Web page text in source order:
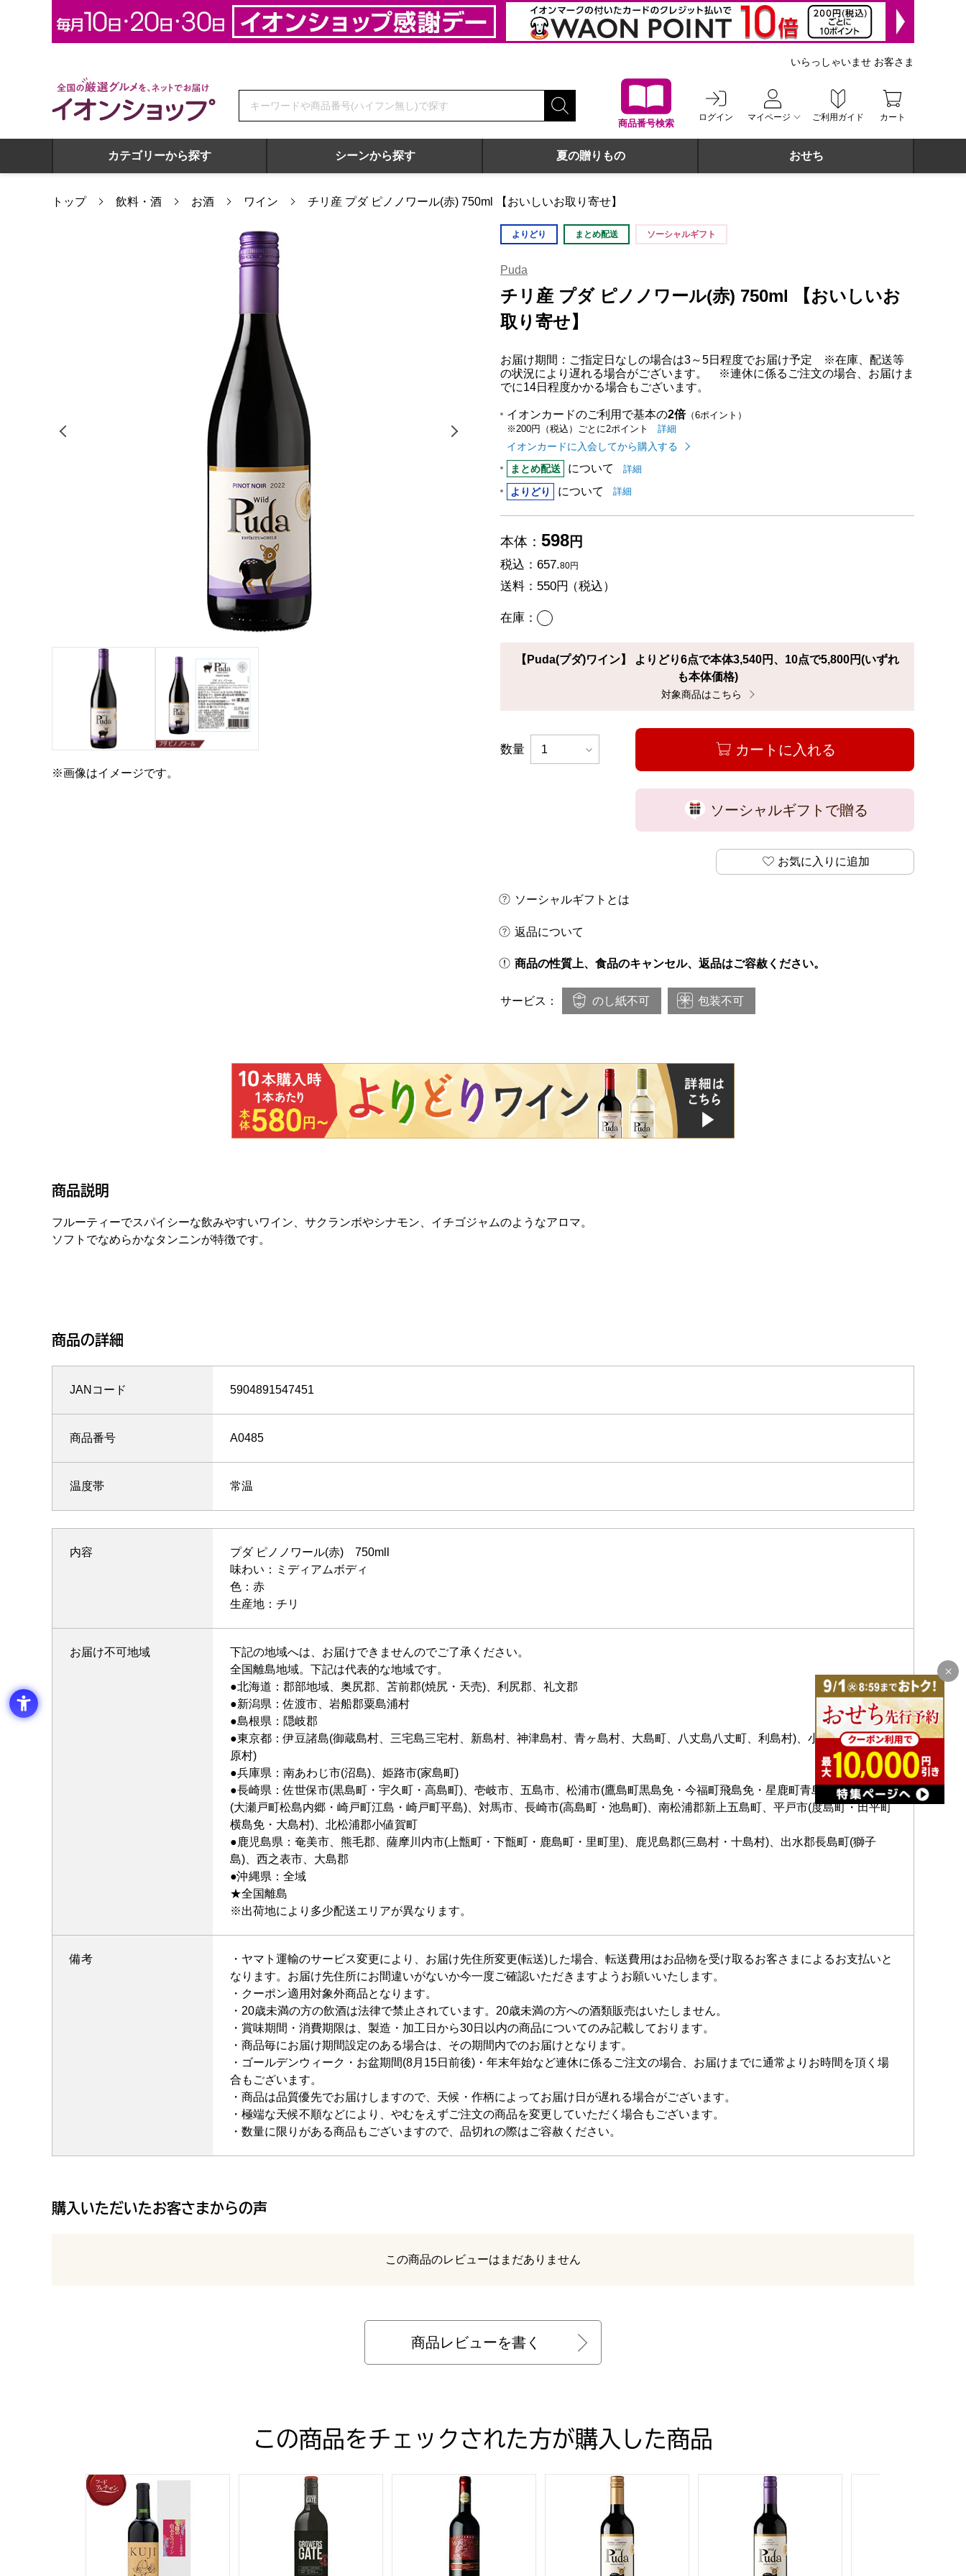
全国の厳選グルメを、ネットでお届け イオンショップ
商品番号検索
ログイン マイページ ご利用ガイド カート
いらっしゃいませ お客さま
カテゴリーから探す シーンから探す 夏の贈りもの おせち
トップ 飲料・酒 お酒 ワイン チリ産 プダ ピノノワール(赤) 750ml 【おいしいお取り寄せ】
チリ産 プダ ピノノワール(赤) 750ml 【おいしいお取り寄せ】
前の画像を表示する 次の画像を表示する
※画像はイメージです。
よりどり まとめ配送 ソーシャルギフト
Puda
チリ産 プダ ピノノワール(赤) 750ml 【おいしいお
取り寄せ】
お届け期間：ご指定日なしの場合は3～5日程度でお届け予定 ※在庫、配送等
の状況により遅れる場合がございます。 ※連休に係るご注文の場合、お届けま
でに14日程度かかる場合もございます。
イオンカードのご利用で基本の2倍（6ポイント）
※200円（税込）ごとに2ポイント
イオンカードのご利用でたまるポイントの
詳細
イオンカードに入会してから購入する
まとめ配送
について まとめ配送についての
詳細はこちら
よりどり について 「よりどり」についての
詳細はこちら
本体： 598円
税込： 657.80円
送料： 550円（税込）
在庫： あり
【Puda(プダ)ワイン】 よりどり6点で本体3,540円、10点で5,800円(いずれ
も本体価格)
「【Puda(プダ)ワイン】 よりどり6点で本体3,540円、
対象商品はこちら
数量 カートに入れる
ソーシャルギフトで贈る
お気に入りに追加
ソーシャルギフトとは
返品について
商品の性質上、食品のキャンセル、返品はご容赦ください。
サービス： のし紙不可 包装不可
商品説明
フルーティーでスパイシーな飲みやすいワイン、サクランボやシナモン、イチゴジャムのようなアロマ。
ソフトでなめらかなタンニンが特徴です。
商品の詳細
JANコード 5904891547451
商品番号 A0485
温度帯 常温
内容
プダ ピノノワール(赤) 750mll
味わい：ミディアムボディ
色：赤
生産地：チリ
お届け不可地域
下記の地域へは、お届けできませんのでご了承ください。
全国離島地域。下記は代表的な地域です。
●北海道：郡部地域、奥尻郡、苫前郡(焼尻・天売)、利尻郡、礼文郡
●新潟県：佐渡市、岩船郡粟島浦村
●島根県：隠岐郡
●東京都：伊豆諸島(御蔵島村、三宅島三宅村、新島村、神津島村、青ヶ島村、大島町、八丈島八丈町、利島村)、小笠原諸島(小笠
原村)
●兵庫県：南あわじ市(沼島)、姫路市(家島町)
●長崎県：佐世保市(黒島町・宇久町・高島町)、壱岐市、五島市、松浦市(鷹島町黒島免・今福町飛島免・星鹿町青島免)、西海市
(大瀬戸町松島内郷・崎戸町江島・崎戸町平島)、対馬市、長崎市(高島町・池島町)、南松浦郡新上五島町、平戸市(度島町・田平町
横島免・大島村)、北松浦郡小値賀町
●鹿児島県：奄美市、熊毛郡、薩摩川内市(上甑町・下甑町・鹿島町・里町里)、鹿児島郡(三島村・十島村)、出水郡長島町(獅子
島)、西之表市、大島郡
●沖縄県：全域
★全国離島
※出荷地により多少配送エリアが異なります。
備考
・ヤマト運輸のサービス変更により、お届け先住所変更(転送)した場合、転送費用はお品物を受け取るお客さまによるお支払いと
なります。お届け先住所にお間違いがないか今一度ご確認いただきますようお願いいたします。
・クーポン適用対象外商品となります。
・20歳未満の方の飲酒は法律で禁止されています。20歳未満の方への酒類販売はいたしません。
・賞味期間・消費期限は、製造・加工日から30日以内の商品についてのみ記載しております。
・商品毎にお届け期間設定のある場合は、その期間内でのお届けとなります。
・ゴールデンウィーク・お盆期間(8月15日前後)・年末年始など連休に係るご注文の場合、お届けまでに通常よりお時間を頂く場
合もございます。
・商品は品質優先でお届けしますので、天候・作柄によってお届け日が遅れる場合がございます。
・極端な天候不順などにより、やむをえずご注文の商品を変更していただく場合もございます。
・数量に限りがある商品もございますので、品切れの際はご容赦ください。
購入いただいたお客さまからの声
レビュー
この商品のレビューはまだありません
商品レビューを書く
この商品をチェックされた方が購入した商品
岩手県久慈地域山ぶどう KUJI山ぶどうワイン 720ml【フードアルチザン】
グロワーズゲート カベルネ ソーヴィニヨン 750ml【おいしいお取り寄せ】
モンテ クルズ レゼルヴァ 750ml【おいしいお取り寄せ】チリ産 プダ シラーズ カベルネ ソーヴィニヨン 750ml【おいしいお取り寄せ】
チリ産 プダ メルロー 750ml【おいしいお取り寄せ